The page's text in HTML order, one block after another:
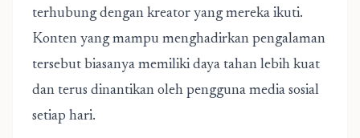
terhubung dengan kreator yang mereka ikuti.
Konten yang mampu menghadirkan pengalaman
tersebut biasanya memiliki daya tahan lebih kuat
dan terus dinantikan oleh pengguna media sosial
setiap hari.